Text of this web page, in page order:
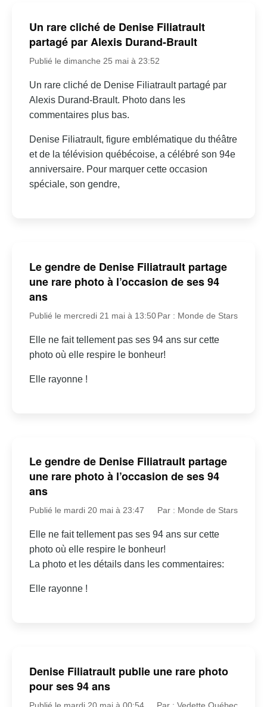
Un rare cliché de Denise Filiatrault
partagé par Alexis Durand-Brault
Publié le dimanche 25 mai à 23:52
Un rare cliché de Denise Filiatrault partagé par
Alexis Durand-Brault. Photo dans les
commentaires plus bas.
Denise Filiatrault, figure emblématique du théâtre
et de la télévision québécoise, a célébré son 94e
anniversaire. Pour marquer cette occasion
spéciale, son gendre,
Le gendre de Denise Filiatrault partage
une rare photo à l’occasion de ses 94
ans
Publié le mercredi 21 mai à 13:50 Par : Monde de Stars
Elle ne fait tellement pas ses 94 ans sur cette
photo où elle respire le bonheur!
Elle rayonne !
Le gendre de Denise Filiatrault partage
une rare photo à l’occasion de ses 94
ans
Publié le mardi 20 mai à 23:47 Par : Monde de Stars
Elle ne fait tellement pas ses 94 ans sur cette
photo où elle respire le bonheur!
La photo et les détails dans les commentaires:
Elle rayonne !
Denise Filiatrault publie une rare photo
pour ses 94 ans